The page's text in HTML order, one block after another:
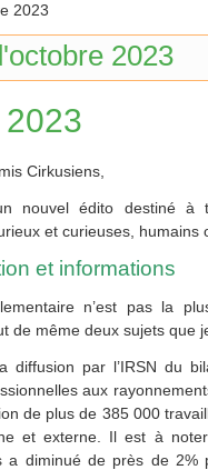
2023
2023
Cirkusiens,
nouvel édito destiné à
et curieuses, humains
et informations
n’est pas la
de même deux sujets que
diffusion par l’IRSN du
aux
de plus de 385 000
et externe. Il est à
a diminué de près de 2%